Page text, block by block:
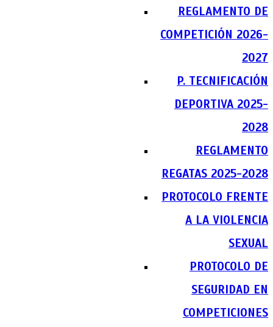
REGLAMENTO DE
COMPETICIÓN 2026-
2027
P. TECNIFICACIÓN
DEPORTIVA 2025-
2028
REGLAMENTO
REGATAS 2025-2028
PROTOCOLO FRENTE
A LA VIOLENCIA
SEXUAL
PROTOCOLO DE
SEGURIDAD EN
COMPETICIONES